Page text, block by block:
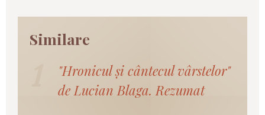
"Hronicul și cântecul vârstelor"
de Lucian Blaga. Rezumat